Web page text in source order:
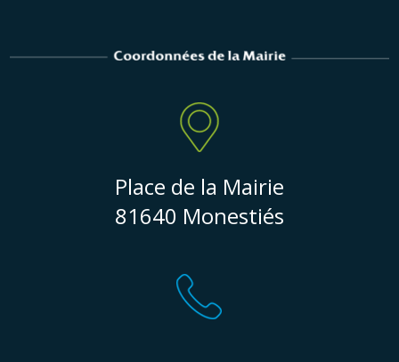
Place de la Mairie
81640 Monestiés